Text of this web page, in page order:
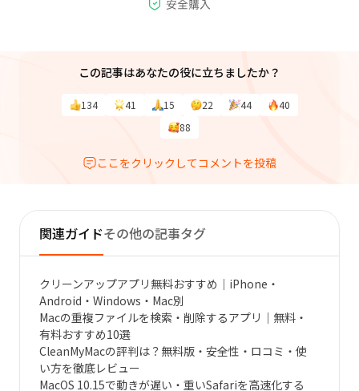
この記事はあなたの役に立ちましたか？
134 41 15 22 44
40
88
ここをクリックしてコメントを投稿
関連ガイドその他の記事タグ
クリーンアップアプリ無料おすすめ｜iPhone・
Android・Windows・Mac別
Macの重複ファイルを検索・削除するアプリ｜無料・
有料おすすめ10選
CleanMyMacの評判は？無料版・安全性・ロコミ・使
い方を徹底レビュー
MacOS 10.15で動きが遅い・重いSafariを高速化する